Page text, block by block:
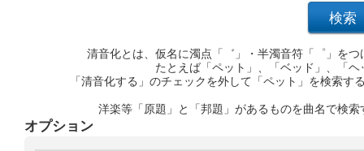
清音化とは、仮名に濁点「゛」・半濁音符「゜」を
たとえば「ペット」、「ベッド」、「
「清音化する」のチェックを外して「ペット」を検索
洋楽等「原題」と「邦題」があるものを曲名で検
オプション